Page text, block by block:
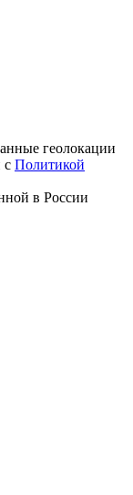
геолокации
с Политикой
в России